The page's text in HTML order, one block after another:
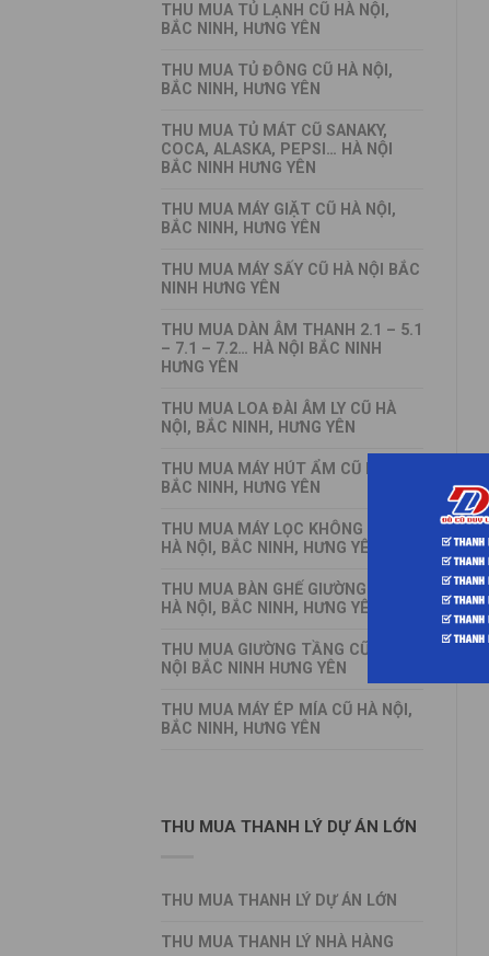
THU MUA TỦ LẠNH CŨ HÀ NỘI,
BẮC NINH, HƯNG YÊN
THU MUA TỦ ĐÔNG CŨ HÀ NỘI,
BẮC NINH, HƯNG YÊN
THU MUA TỦ MÁT CŨ SANAKY,
COCA, ALASKA, PEPSI… HÀ NỘI
BẮC NINH HƯNG YÊN
THU MUA MÁY GIẶT CŨ HÀ NỘI,
BẮC NINH, HƯNG YÊN
THU MUA MÁY SẤY CŨ HÀ NỘI BẮC
NINH HƯNG YÊN
THU MUA DÀN ÂM THANH 2.1 – 5.1
– 7.1 – 7.2… HÀ NỘI BẮC NINH
HƯNG YÊN
THU MUA LOA ĐÀI ÂM LY CŨ HÀ
NỘI, BẮC NINH, HƯNG YÊN
THU MUA MÁY HÚT ẨM CŨ HÀ NỘI,
BẮC NINH, HƯNG YÊN
THU MUA MÁY LỌC KHÔNG KHÍ CŨ
HÀ NỘI, BẮC NINH, HƯNG YÊN
THU MUA BÀN GHẾ GIƯỜNG TỦ CŨ
HÀ NỘI, BẮC NINH, HƯNG YÊN
THU MUA GIƯỜNG TẦNG CŨ HÀ
NỘI BẮC NINH HƯNG YÊN
THU MUA MÁY ÉP MÍA CŨ HÀ NỘI,
BẮC NINH, HƯNG YÊN
THU MUA THANH LÝ DỰ ÁN LỚN
THU MUA THANH LÝ DỰ ÁN LỚN
THU MUA THANH LÝ NHÀ HÀNG